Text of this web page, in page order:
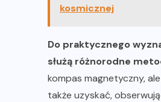
kosmicznej
Do praktycznego
służą różnorodne
kompas magnetyczny,
także uzyskać,